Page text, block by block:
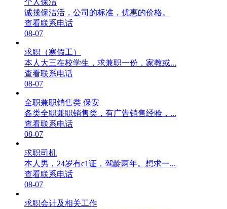
个人保洁
诚揽保洁活，公司的标准，优惠的价格。
查看联系电话
08-07
求职（寒假工）
本人大三在校学生，求兼职一份，家教或...
查看联系电话
08-07
全职兼职销售类 保安
各类全职兼职销售类，有广告销售经验，...
查看联系电话
08-07
求职司机
本人男，24岁有c1证，驾龄两年。想求一...
查看联系电话
08-07
求职会计及相关工作